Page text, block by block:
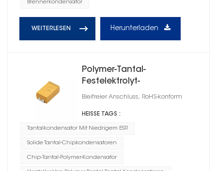
Brennerkondensator
WEITERLESEN Herunterladen
Polymer-Tantal-
Festelektrolyt-
Chipkondensatorgehäuse,
Bleifreier Anschluss, RoHS-konform
HEISSE TAGS :
Tantalkondensator Mit Niedrigem ESR
Solide Tantal-Chipkondensatoren
Chip-Tantal-Polymer-Kondensator